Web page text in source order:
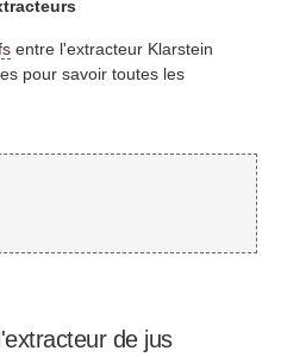
entre l'extracteur Klarstein
pour savoir toutes les
de jus